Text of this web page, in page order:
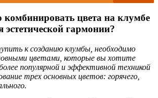
цвета на клумбе
эстетической гармонии?
к созданию клумбы, необходимо
цветами, которые вы хотите
популярной и эффективной техникой
трех основных цветов: горячего,